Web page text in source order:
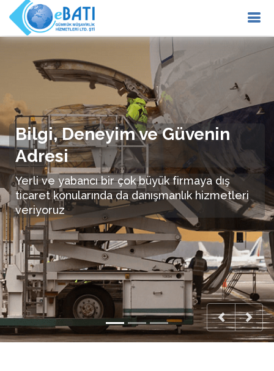
Bilgi, Deneyim ve Güvenin
Adresi
Yerli ve yabancı bir çok büyük firmaya dış
ticaret konularında da danışmanlık hizmetleri
veriyoruz
PreviousNext